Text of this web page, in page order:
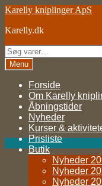
Spring
navigation
Spring
indhold
Karelly kniplinger ApS
Karelly.dk
Søg
efter:
Menu
Forside
Om Karelly
Åbningstider
Nyheder
Kurser &
Prisliste
Butik
Nyheder
Nyheder
Nyheder